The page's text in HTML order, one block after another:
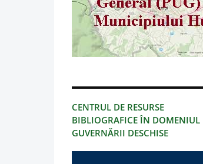
CENTRUL DE RESURSE
BIBLIOGRAFICE ÎN DOMENIUL
GUVERNĂRII DESCHISE